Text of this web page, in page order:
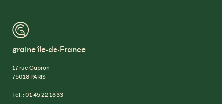
™
graine île-de-France
17 rue Capron
75018 PARIS
Tél. : 01 45 22 16 33